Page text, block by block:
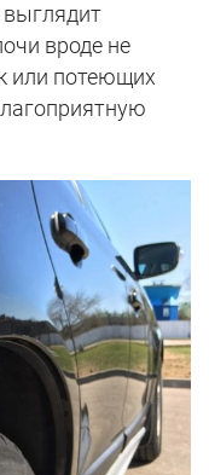
выглядит
вроде не
или потеющих